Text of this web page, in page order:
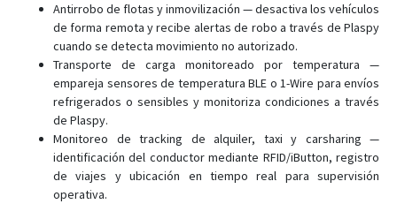
MSP500
TAT100
TAT140
TAT141
TAT240
TFT100
TMT250
Antirrobo de flotas y inmovilización — desactiva los vehículos
de forma remota y recibe alertas de robo a través de Plaspy
cuando se detecta movimiento no autorizado.
Transporte de carga monitoreado por temperatura —
empareja sensores de temperatura BLE o 1-Wire para envíos
refrigerados o sensibles y monitoriza condiciones a través
de Plaspy.
Monitoreo de tracking de alquiler, taxi y carsharing —
identificación del conductor mediante RFID/iButton, registro
de viajes y ubicación en tiempo real para supervisión
operativa.